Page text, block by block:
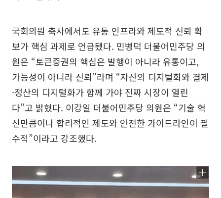
국회의원 축사에서도 유통 인프라와 제도적 신뢰 확
보가 핵심 과제로 언급됐다. 민병덕 더불어민주당 의
원은 “토큰증권의 핵심은 발행이 아니라 유통이고,
가능성이 아니라 신뢰”라며 “자산의 디지털화와 결제
·정산의 디지털화가 함께 가야 진짜 시장이 열린
다”고 밝혔다. 이강일 더불어민주당 의원은 “기술 혁
신만큼이나 합리적인 제도와 안전한 가이드라인이 필
수적”이라고 강조했다.